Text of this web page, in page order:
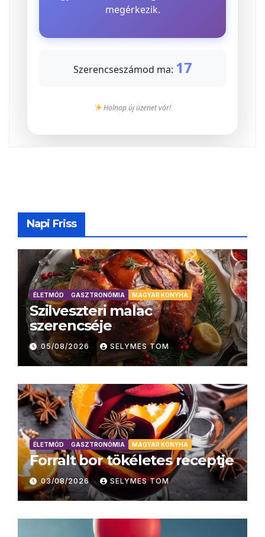
megérkezik.
Szerencseszámod ma: 17
Holnap új üzenet vár!
Napi Friss
ÉLETMÓD GASZTRONÓMIA MAGYAR KONYHA
Szilveszteri malac
szerencséje
05/08/2026 SELYMES TOM
ÉLETMÓD GASZTRONÓMIA MAGYAR KONYHA
Forralt bor tökéletes receptje
03/08/2026 SELYMES TOM